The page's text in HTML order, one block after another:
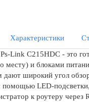
Характеристики
Link C215HDC - это
месту) и блоками
широкий угол
LED-
к роутеру